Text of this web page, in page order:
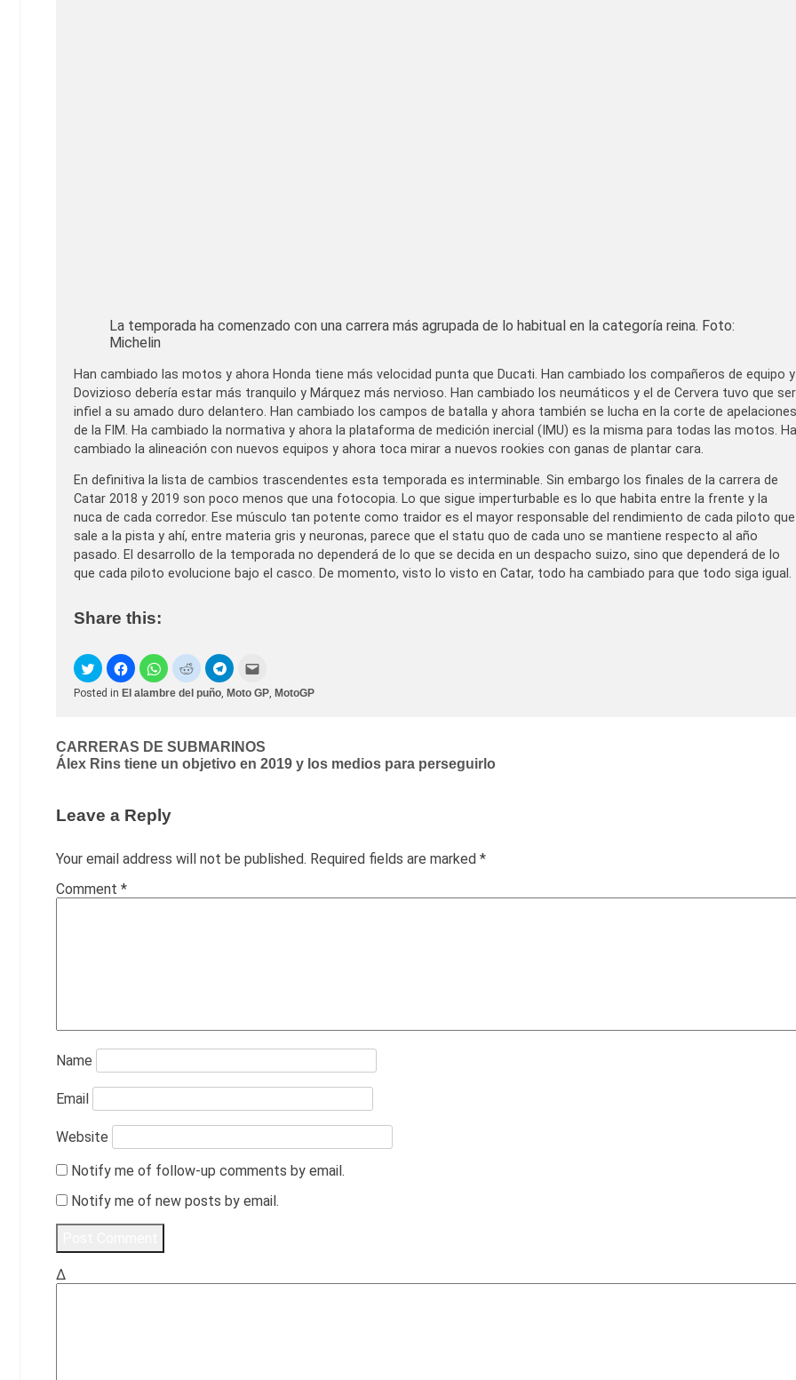
La temporada ha comenzado con una carrera más agrupada de lo habitual en la categoría reina. Foto:
Michelin
Han cambiado las motos y ahora Honda tiene más velocidad punta que Ducati. Han cambiado los compañeros de equipo y
Dovizioso debería estar más tranquilo y Márquez más nervioso. Han cambiado los neumáticos y el de Cervera tuvo que ser
infiel a su amado duro delantero. Han cambiado los campos de batalla y ahora también se lucha en la corte de apelaciones
de la FIM. Ha cambiado la normativa y ahora la plataforma de medición inercial (IMU) es la misma para todas las motos. Ha
cambiado la alineación con nuevos equipos y ahora toca mirar a nuevos rookies con ganas de plantar cara.
En definitiva la lista de cambios trascendentes esta temporada es interminable. Sin embargo los finales de la carrera de
Catar 2018 y 2019 son poco menos que una fotocopia. Lo que sigue imperturbable es lo que habita entre la frente y la
nuca de cada corredor. Ese músculo tan potente como traidor es el mayor responsable del rendimiento de cada piloto que
sale a la pista y ahí, entre materia gris y neuronas, parece que el statu quo de cada uno se mantiene respecto al año
pasado. El desarrollo de la temporada no dependerá de lo que se decida en un despacho suizo, sino que dependerá de lo
que cada piloto evolucione bajo el casco. De momento, visto lo visto en Catar, todo ha cambiado para que todo siga igual.
Share this:
Posted in El alambre del puño Moto GP MotoGP
Post
navigation
CARRERAS DE SUBMARINOS
Álex Rins tiene un objetivo en 2019 y los medios para perseguirlo
Leave a Reply
Your email address will not be published. Required fields are marked *
Comment *
Name
Email
Website
Notify me of follow-up comments by email.
Notify me of new posts by email.
Δ